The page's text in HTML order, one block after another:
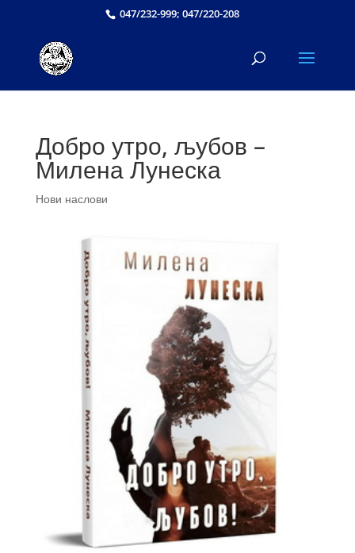
047/232-999; 047/220-208
Добро утро, љубов –
Милена Лунеска
Нови наслови